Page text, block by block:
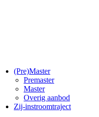
(Pre)Master
Premaster
Master
Overig aanbod
Zij-instroomtraject